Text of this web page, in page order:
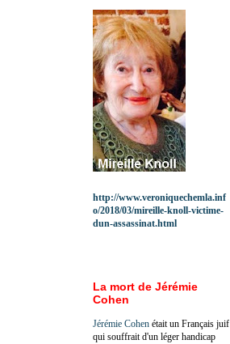
http://www.veroniquechemla.inf
o/2018/03/mireille-knoll-victime-
dun-assassinat.html
La mort de Jérémie
Cohen
Jérémie Cohen était un Français juif
qui souffrait d'un léger handicap